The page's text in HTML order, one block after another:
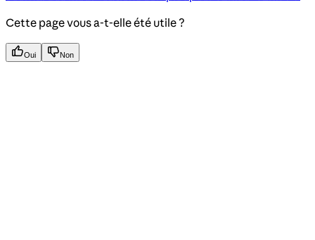
Cette page vous a-t-elle été utile ?
Oui Non